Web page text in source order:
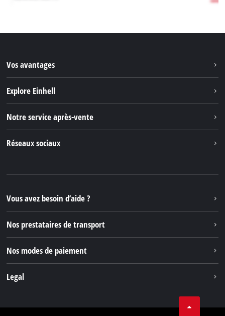
Vos avantages
Explore Einhell
Einhell Germany AG
Notre service après-vente
Réseaux sociaux
Instagram
TikTok
Pinterest
Vous avez besoin d’aide ?
Nos prestataires de transport
Nos modes de paiement
Legal